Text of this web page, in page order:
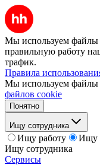
Мы используем файлы
правильную работу
трафик.
Правила
Мы используем файлы
файлов cookie
Понятно
Ищу сотрудника
Ищу работу
Ищу
Ищу сотрудника
Сервисы